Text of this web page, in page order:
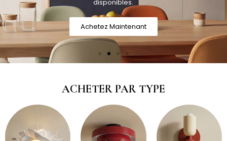
disponibles.
Achetez Maintenant
ACHETER PAR TYPE